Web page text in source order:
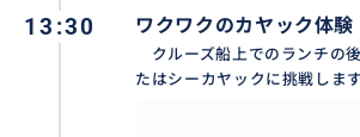
※大人4 - 6 名様参加の場合、専用
用となります。
※大人7名様以上参加の場合、専用リ
13:30 ワクワクのカヤック体験
クルーズ船上でのランチの
たはシーカヤックに挑戦します